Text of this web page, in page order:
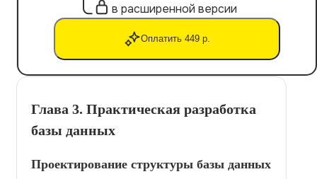
в расширенной версии
Оплатить 449 р.
Глава 3. Практическая разработка
базы данных
Проектирование структуры базы данных